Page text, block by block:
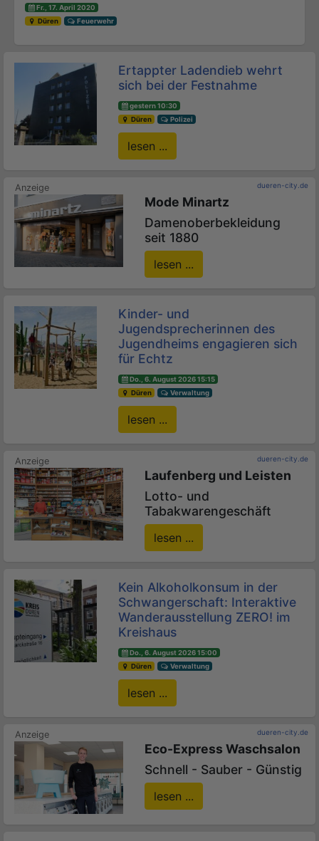
Fr., 17. April 2020
Düren
Feuerwehr
Ertappter Ladendieb wehrt
sich bei der Festnahme
gestern 10:30
Düren
Polizei
lesen ...
dueren-city.de
Mode Minartz
Damenoberbekleidung
seit 1880
lesen ...
Kinder- und
Jugendsprecherinnen des
Jugendheims engagieren sich
für Echtz
Do., 6. August 2026 15:15
Düren
Verwaltung
lesen ...
dueren-city.de
Laufenberg und Leisten
Lotto- und
Tabakwarengeschäft
lesen ...
Kein Alkoholkonsum in der
Schwangerschaft: Interaktive
Wanderausstellung ZERO! im
Kreishaus
Do., 6. August 2026 15:00
Düren
Verwaltung
lesen ...
dueren-city.de
Eco-Express Waschsalon
Schnell - Sauber - Günstig
lesen ...